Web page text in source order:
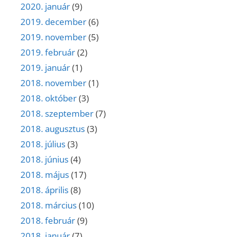
2020. január(9)
2019. december(6)
2019. november(5)
2019. február(2)
2019. január(1)
2018. november(1)
2018. október(3)
2018. szeptember(7)
2018. augusztus(3)
2018. július(3)
2018. június(4)
2018. május(17)
2018. április(8)
2018. március(10)
2018. február(9)